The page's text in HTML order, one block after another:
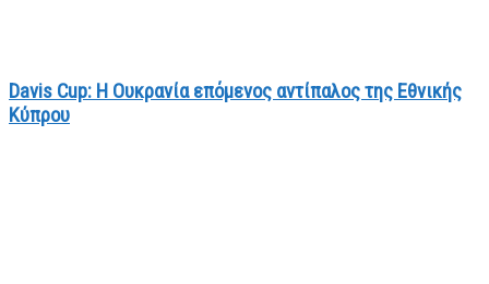
Davis Cup: Η Oυκρανία επόμενος αντίπαλος της Εθνικής
Κύπρου